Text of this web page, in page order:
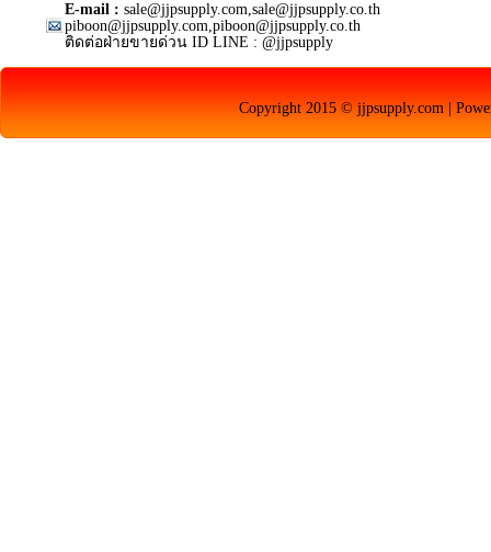
E-mail : sale@jjpsupply.com,sale@jjpsupply.co.th
piboon@jjpsupply.com,piboon@jjpsupply.co.th
ติดต่อฝ่ายขายด่วน ID LINE : @jjpsupply
Copyright 2015 © jjpsupply.com |